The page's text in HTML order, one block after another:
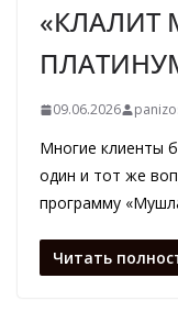
09.06.2026
Многие клиенты
один и тот же
программу
Читать